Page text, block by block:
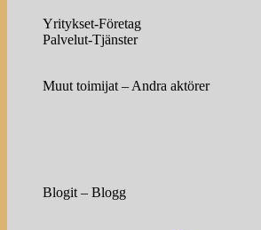
Yritykset-Företag
Palvelut-Tjänster
Muut toimijat – Andra aktörer
Blogit – Blogg